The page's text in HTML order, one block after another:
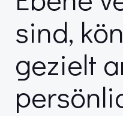
sind,
gezielt